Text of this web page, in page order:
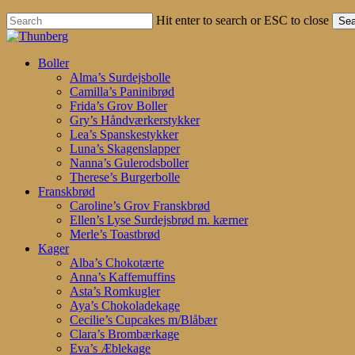
Hit enter to search or ESC to close
Close
search
account
Menu
Boller
Alma’s Surdejsbolle
Camilla’s Paninibrød
Frida’s Grov Boller
Gry’s Håndværkerstykker
Lea’s Spanskestykker
Luna’s Skagenslapper
Nanna’s Gulerodsboller
Therese’s Burgerbolle
Franskbrød
Caroline’s Grov Franskbrød
Ellen’s Lyse Surdejsbrød m. kærner
Merle’s Toastbrød
Kager
Alba’s Chokotærte
Anna’s Kaffemuffins
Asta’s Romkugler
Aya’s Chokoladekage
Cecilie’s Cupcakes m/Blåbær
Clara’s Brombærkage
Eva’s Æblekage